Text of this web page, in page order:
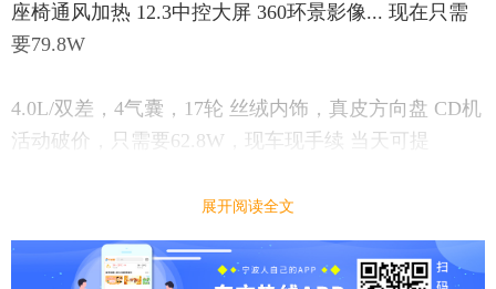
座椅通风加热 12.3中控大屏 360环景影像... 现在只需
要79.8W
4.0L/双差，4气囊，17轮 丝绒内饰，真皮方向盘 CD机
活动破价，只需要62.8W，现车现手续 当天可提
奔驰 路虎 大宝马等 各种进口车型都可提
⏰ 限时福利，错过再等一年！
展开阅读全文